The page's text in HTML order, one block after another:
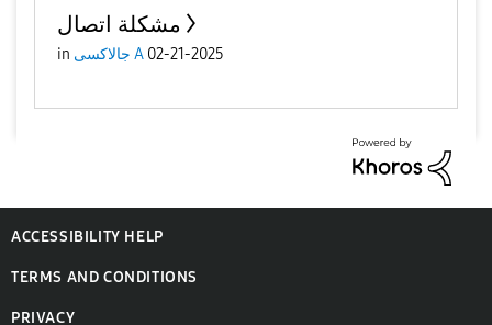
مشكلة اتصال
in جالاكسى A 02-21-2025
ACCESSIBILITY HELP
TERMS AND CONDITIONS
PRIVACY